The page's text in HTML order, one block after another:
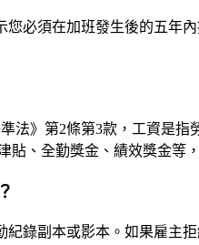
必須在加班發生後的五
法》第2條第3款，工資是
、全勤獎金、績效獎金等
錄副本或影本。如果雇